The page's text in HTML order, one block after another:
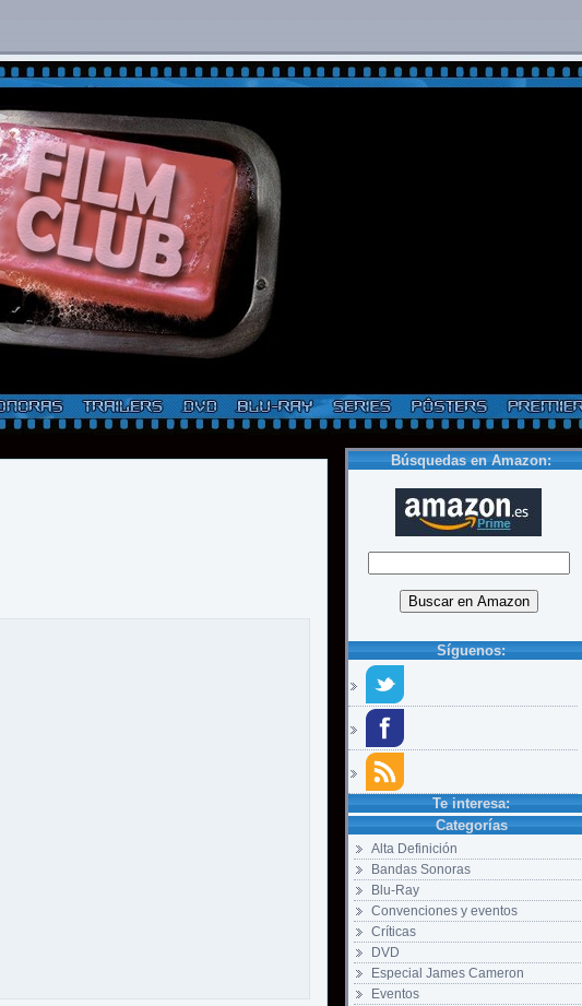
Búsquedas en Amazon:
Síguenos:
Te interesa:
Categorías
Alta Definición
Bandas Sonoras
Blu-Ray
Convenciones y eventos
Críticas
DVD
Especial James Cameron
Eventos